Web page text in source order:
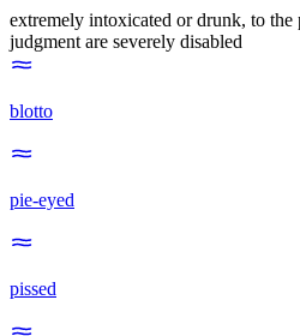
extremely intoxicated or drunk, to the
judgment are severely disabled
blotto
pie-eyed
pissed